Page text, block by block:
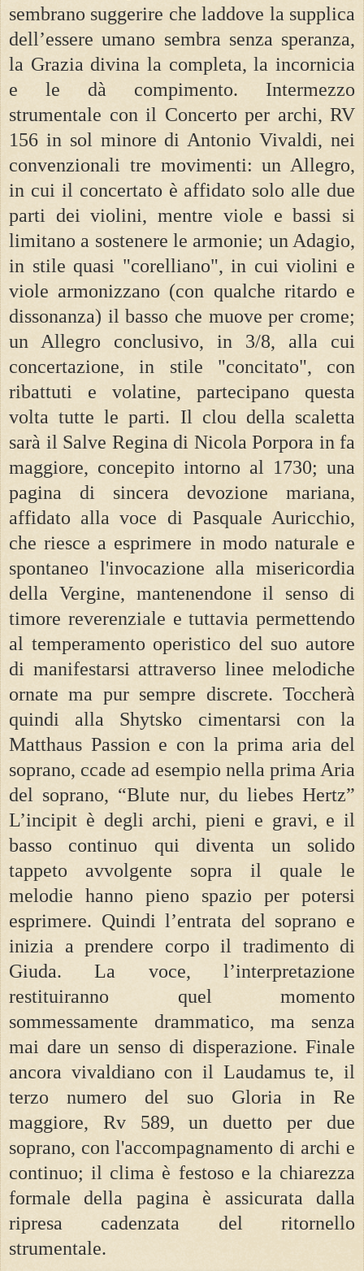
sembrano suggerire che laddove la supplica
dell’essere umano sembra senza speranza,
la Grazia divina la completa, la incornicia
e le dà compimento. Intermezzo
strumentale con il Concerto per archi, RV
156 in sol minore di Antonio Vivaldi, nei
convenzionali tre movimenti: un Allegro,
in cui il concertato è affidato solo alle due
parti dei violini, mentre viole e bassi si
limitano a sostenere le armonie; un Adagio,
in stile quasi "corelliano", in cui violini e
viole armonizzano (con qualche ritardo e
dissonanza) il basso che muove per crome;
un Allegro conclusivo, in 3/8, alla cui
concertazione, in stile "concitato", con
ribattuti e volatine, partecipano questa
volta tutte le parti. Il clou della scaletta
sarà il Salve Regina di Nicola Porpora in fa
maggiore, concepito intorno al 1730; una
pagina di sincera devozione mariana,
affidato alla voce di Pasquale Auricchio,
che riesce a esprimere in modo naturale e
spontaneo l'invocazione alla misericordia
della Vergine, mantenendone il senso di
timore reverenziale e tuttavia permettendo
al temperamento operistico del suo autore
di manifestarsi attraverso linee melodiche
ornate ma pur sempre discrete. Toccherà
quindi alla Shytsko cimentarsi con la
Matthaus Passion e con la prima aria del
soprano, ccade ad esempio nella prima Aria
del soprano, “Blute nur, du liebes Hertz”
L’incipit è degli archi, pieni e gravi, e il
basso continuo qui diventa un solido
tappeto avvolgente sopra il quale le
melodie hanno pieno spazio per potersi
esprimere. Quindi l’entrata del soprano e
inizia a prendere corpo il tradimento di
Giuda. La voce, l’interpretazione
restituiranno quel momento
sommessamente drammatico, ma senza
mai dare un senso di disperazione. Finale
ancora vivaldiano con il Laudamus te, il
terzo numero del suo Gloria in Re
maggiore, Rv 589, un duetto per due
soprano, con l'accompagnamento di archi e
continuo; il clima è festoso e la chiarezza
formale della pagina è assicurata dalla
ripresa cadenzata del ritornello
strumentale.